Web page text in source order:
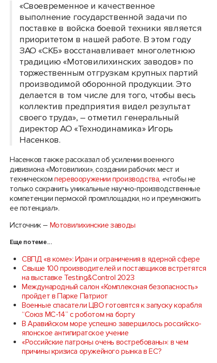
«Своевременное и качественное
выполнение государственной задачи по
поставке в войска боевой техники является
приоритетом в нашей работе. В этом году
ЗАО «СКБ» восстанавливает многолетнюю
традицию «Мотовилихинских заводов» по
торжественным отгрузкам крупных партий
производимой оборонной продукции. Это
делается в том числе для того, чтобы весь
коллектив предприятия видел результат
своего труда», – отметил генеральный
директор АО «Технодинамика» Игорь
Насенков.
Насенков также рассказал об усилении военного
дивизиона «Мотовилихи», создании рабочих мест и
техническомперевооружении производства, «чтобы не
только сохранить уникальные научно-производственные
компетенции пермской промплощадки, но и преумножить
ее потенциал».
Источник – Мотовилихинские заводы
Еще по теме...
СВПД «в коме»: Иран и ограничения в ядерной сфере
Свыше 100 производителей и поставщиков встретятся
на выставке Testing&Control 2023
Международный салон «Комплексная безопасность»
пройдет в Парке Патриот
Военные спасатели ЦВО готовятся к запуску корабля
“Союз МС-14” с роботом на борту
В Аравийском море успешно завершилось российско-
японское антипиратское учение
«Российские патроны очень востребованы»: в чем
причины кризиса оружейного рынка в ЕС?